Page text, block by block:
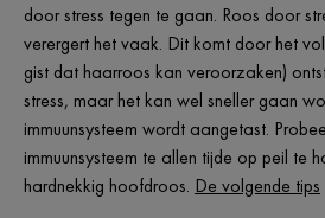
door stress tegen te gaan. Roos door
verergert het vaak. Dit komt door het
gist dat haarroos kan veroorzaken)
stress, maar het kan wel sneller gaan
immuunsysteem wordt aangetast.
immuunsysteem te allen tijde op peil te
hardnekkig hoofdroos. De volgende tips